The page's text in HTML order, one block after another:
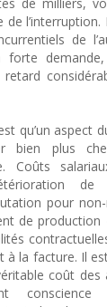
l’interruption.
de
forte
qu’un aspect
bien plus
Coûts
de
pour
de
à la facture. Il
coût des